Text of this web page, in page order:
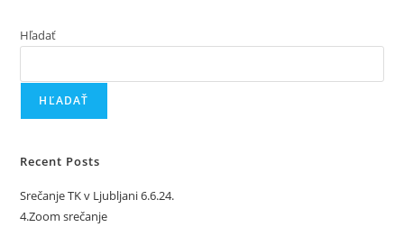
Hľadať
HĽADAŤ
Recent Posts
Srečanje TK v Ljubljani 6.6.24.
4.Zoom srečanje